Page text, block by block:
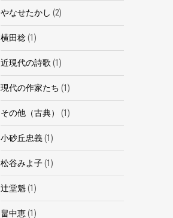
やなせたかし (2)
横田稔(1)
近現代の詩歌 (1)
現代の作家たち (1)
その他（古典） (1)
小砂丘忠義(1)
松谷みよ子(1)
辻堂魁(1)
畠中恵(1)